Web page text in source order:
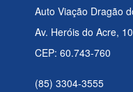
Auto Viação Dragão
Av. Heróis do Acre,
CEP: 60.743-760
(85) 3304-3555